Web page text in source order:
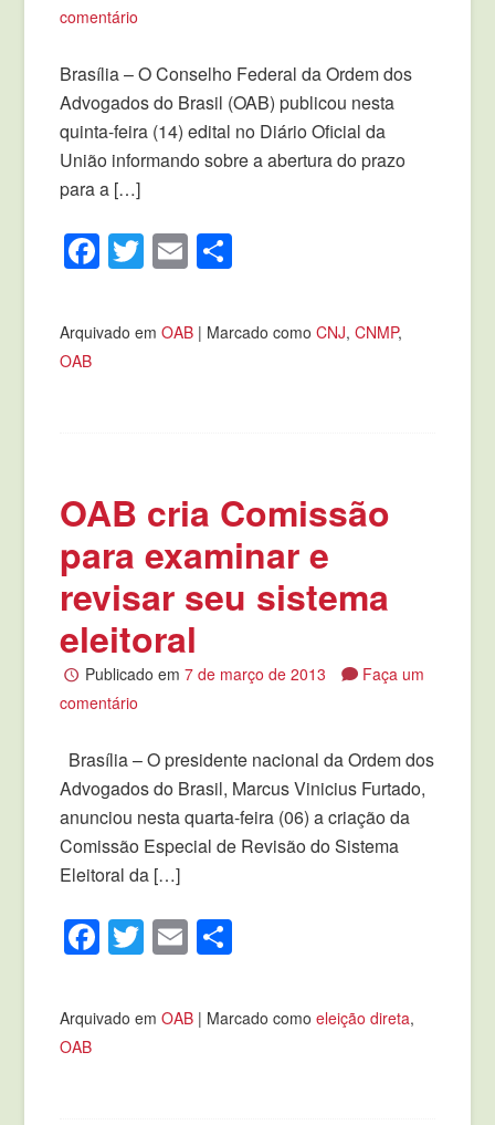
comentário
Brasília – O Conselho Federal da Ordem dos
Advogados do Brasil (OAB) publicou nesta
quinta-feira (14) edital no Diário Oficial da
União informando sobre a abertura do prazo
para a […]
Facebook
Twitter
Email
Arquivado emOAB | Marcado comoCNJ,CNMP,
OAB
OAB cria Comissão
para examinar e
revisar seu sistema
eleitoral
Publicado em 7 de março de 2013
Faça um
comentário
Brasília – O presidente nacional da Ordem dos
Advogados do Brasil, Marcus Vinicius Furtado,
anunciou nesta quarta-feira (06) a criação da
Comissão Especial de Revisão do Sistema
Eleitoral da […]
Facebook
Twitter
Email
Arquivado emOAB | Marcado comoeleição direta,
OAB